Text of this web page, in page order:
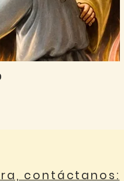
contáctanos: